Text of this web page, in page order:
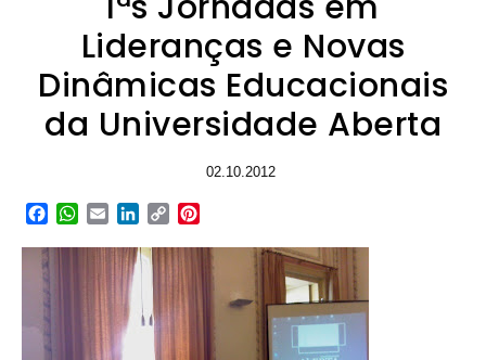
Lideranças e Novas
Dinâmicas Educacionais
da Universidade Aberta
02.10.2012
Facebook
WhatsApp
EmailLinkedIn
Copy